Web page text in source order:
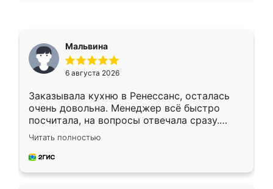
Мальвина
6 августа 2026
Заказывала кухню в Ренессанс, осталась
очень довольна. Менеджер всё быстро
посчитала, на вопросы отвечала сразу.
Замерщик приехал в субботу, подошёл к
делу со всей ответственностью. Собрали
за день, ребята работали аккуратно, даже
Читать полностью